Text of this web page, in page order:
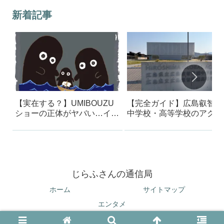
新着記事
【実在する？】UMIBOUZU
ショーの正体がヤバい…イン
【完全ガイド】広島叡智
中学校・高等学校のアク
ートを解説
じらふさんの通信局
ホーム
サイトマップ
エンタメ
© 2023 じらふさんの通信局.